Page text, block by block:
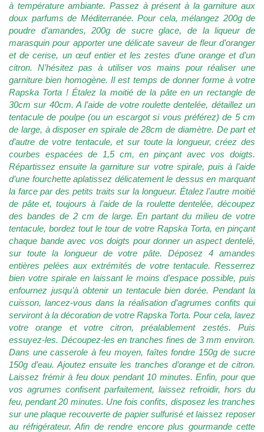
à température ambiante. Passez à présent à la garniture aux
doux parfums de Méditerranée. Pour cela, mélangez 200g de
poudre d’amandes, 200g de sucre glace, de la liqueur de
marasquin pour apporter une délicate saveur de fleur d’oranger
et de cerise, un œuf entier et les zestes d’une orange et d’un
citron. N’hésitez pas à utiliser vos mains pour réaliser une
garniture bien homogène. Il est temps de donner forme à votre
Rapska Torta ! Étalez la moitié de la pâte en un rectangle de
30cm sur 40cm. A l’aide de votre roulette dentelée, détaillez un
tentacule de poulpe (ou un escargot si vous préférez) de 5 cm
de large, à disposer en spirale de 28cm de diamètre. De part et
d’autre de votre tentacule, et sur toute la longueur, créez des
courbes espacées de 1,5 cm, en pinçant avec vos doigts.
Répartissez ensuite la garniture sur votre spirale, puis à l’aide
d’une fourchette aplatissez délicatement le dessus en marquant
la farce par des petits traits sur la longueur. Étalez l’autre moitié
de pâte et, toujours à l’aide de la roulette dentelée, découpez
des bandes de 2 cm de large. En partant du milieu de votre
tentacule, bordez tout le tour de votre Rapska Torta, en pinçant
chaque bande avec vos doigts pour donner un aspect dentelé,
sur toute la longueur de votre pâte. Déposez 4 amandes
entières pelées aux extrémités de votre tentacule. Resserrez
bien votre spirale en laissant le moins d’espace possible, puis
enfournez jusqu’à obtenir un tentacule bien dorée. Pendant la
cuisson, lancez-vous dans la réalisation d’agrumes confits qui
serviront à la décoration de votre Rapska Torta. Pour cela, lavez
votre orange et votre citron, préalablement zestés. Puis
essuyez-les. Découpez-les en tranches fines de 3 mm environ.
Dans une casserole à feu moyen, faîtes fondre 150g de sucre
150g d’eau. Ajoutez ensuite les tranches d’orange et de citron.
Laissez frémir à feu doux pendant 10 minutes. Enfin, pour que
vos agrumes confisent parfaitement, laissez refroidir, hors du
feu, pendant 20 minutes. Une fois confits, disposez les tranches
sur une plaque recouverte de papier sulfurisé et laissez reposer
au réfrigérateur. Afin de rendre encore plus gourmande cette